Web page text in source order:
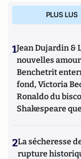
(éditions Le
rien qu'elleetMoi,
les deux aux
PLUS LUS
1Jean Dujardin &
nouvelles
Benchetrit
fond, Victoria
Ronaldo du
Shakespeare
2La sécheresse
rupture